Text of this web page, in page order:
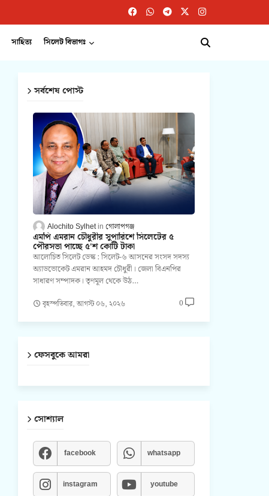
সাহিত্য সিলেট বিভাগঃ
সর্বশেষ পোস্ট
Alochito Sylhet গোলাপগঞ্জ
এমপি এমরান চৌধুরীর সুপারিশে সিলেটের ৫
পৌরসভা পাচ্ছে ৫'শ কোটি টাকা
আলোচিত সিলেট ডেস্ক : সিলেট-৬ আসনের সংসদ সদস্য
অ্যাডভোকেট এমরান আহমদ চৌধুরী। জেলা বিএনপির
সাধারণ সম্পাদক। তৃণমূল থেকে উঠ…
বৃহস্পতিবার, আগস্ট ০৬, ২০২৬ 0
ফেসবুকে আমরা
সোশ্যাল
facebook whatsapp
instagram youtube